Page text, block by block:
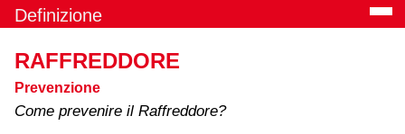
Definizione
RAFFREDDORE
Prevenzione
Come prevenire il Raffreddore?